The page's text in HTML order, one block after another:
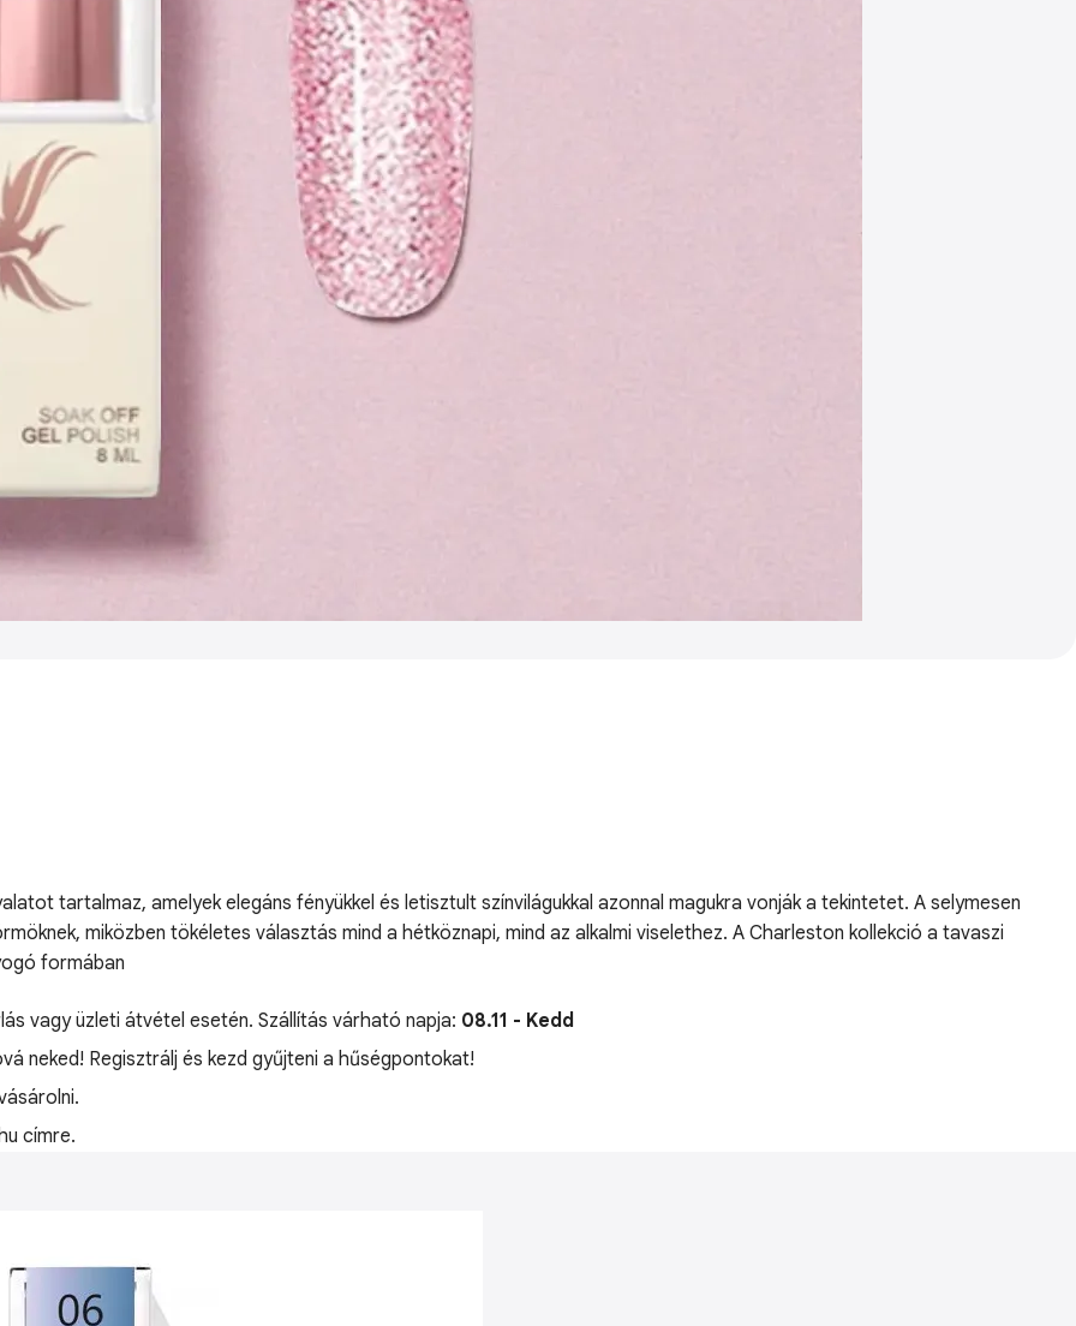
tartalmaz, amelyek elegáns fényükkel és letisztult színvilágukkal azonnal magukra vonják a tekintetet. A selymesen
miközben tökéletes választás mind a hétköznapi, mind az alkalmi viselethez. A Charleston kollekció a tavaszi
formában
vagy üzleti átvétel esetén. Szállítás várható napja: 08.11 - Kedd
neked! Regisztrálj és kezd gyűjteni a hűségpontokat!
címre.